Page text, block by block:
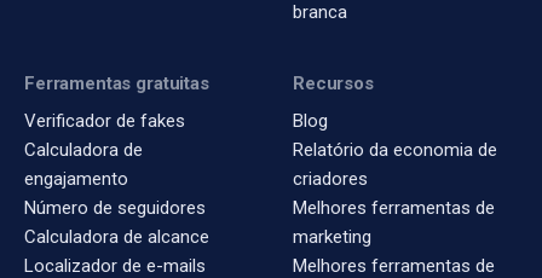
branca
Ferramentas gratuitas
Verificador de fakes
Calculadora de
engajamento
Número de seguidores
Calculadora de alcance
Localizador de e-mails
Recursos
Blog
Relatório da economia de
criadores
Melhores ferramentas de
marketing
Melhores ferramentas de